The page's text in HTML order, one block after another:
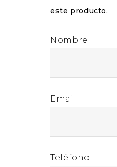
este producto.
Nombre
Email
Teléfono